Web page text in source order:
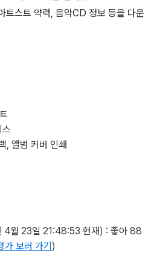
트스트 약력, 음악CD 정보 등을 다운
, 앨범 커버 인쇄
4월 23일 21:48:53 현재) : 좋아 88
가 보러 가기 )